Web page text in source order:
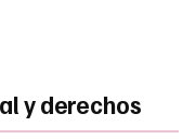
y derechos